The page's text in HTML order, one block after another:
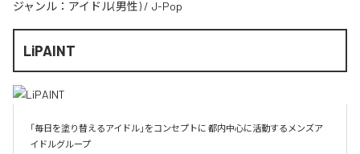
ジャンル： アイドル(男性) / J-Pop
LiPAINT
「毎日を塗り替えるアイドル」をコンセプトに 都内中心に活動するメンズア
イドルグループ